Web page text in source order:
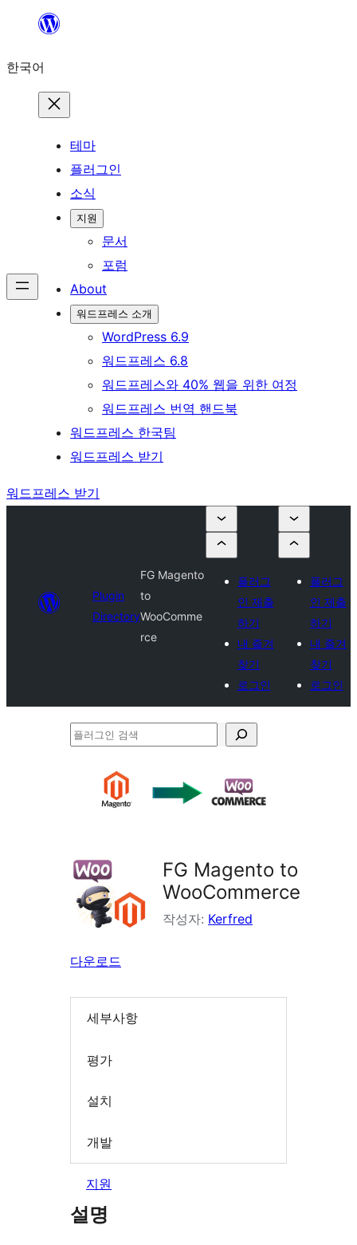
츠
한국어
테마
플러그인
소식
지원
문서
포럼
About
워드프레스 소개
WordPress 6.9
워드프레스 6.8
워드프레스와 40% 웹을 위한 여정
워드프레스 번역 핸드북
워드프레스 한국팀
워드프레스 받기
워드프레스 받기
Plugin
Directory
FG Magento
to
WooComme
rce
플러그
인 제출
하기
내 즐겨
찾기
로그인
플러그
인 제출
하기
내 즐겨
찾기
로그인
플
FG Magento to
WooCommerce
작성자: Kerfred
다운로드
세부사항
평가
설치
개발
지원
설명